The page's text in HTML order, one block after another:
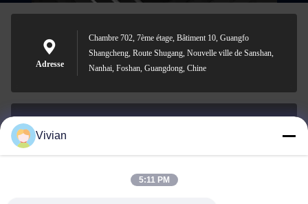
Adresse
Chambre 702, 7ème étage, Bâtiment 10, Guangfo
Shangcheng, Route Shugang, Nouvelle ville de Sanshan,
Nanhai, Foshan, Guangdong, Chine
Vivian
5:11 PM